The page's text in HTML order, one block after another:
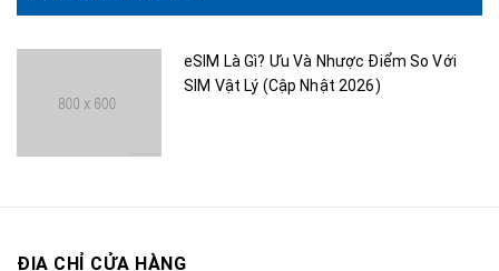
eSIM Là Gì? Ưu Và Nhược Điểm So Với
SIM Vật Lý (Cập Nhật 2026)
ĐỊA CHỈ CỬA HÀNG